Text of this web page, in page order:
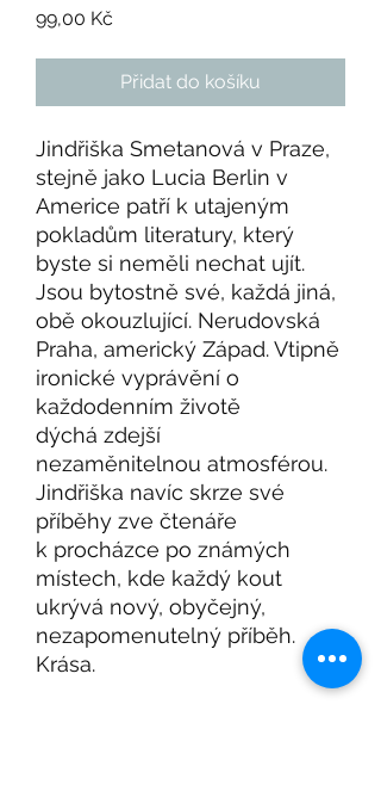
99,00 Kč
Přidat do košíku
Jindřiška Smetanová v Praze,
stejně jako Lucia Berlin v
Americe patří k utajeným
pokladům literatury, který
byste si neměli nechat ujít.
Jsou bytostně své, každá jiná,
obě okouzlující. Nerudovská
Praha, americký Západ. Vtipně
ironické vyprávění o
každodenním životě
dýchá zdejší
nezaměnitelnou atmosférou.
Jindřiška navíc skrze své
příběhy zve čtenáře
k procházce po známých
místech, kde každý kout
ukrývá nový, obyčejný,
nezapomenutelný příběh.
Krása.